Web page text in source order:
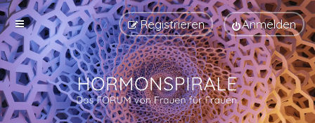
Anmelden
Registrieren